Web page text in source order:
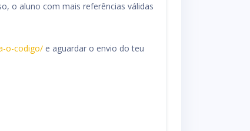
o aluno com mais referências válidas
o-codigo/ e aguardar o envio do teu